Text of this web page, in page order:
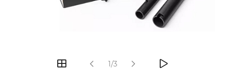
1/3